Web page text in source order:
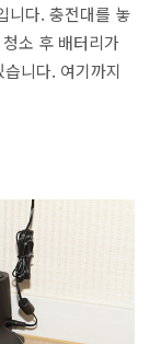
니다. 충전대를 놓
소 후 배터리가
니다. 여기까지